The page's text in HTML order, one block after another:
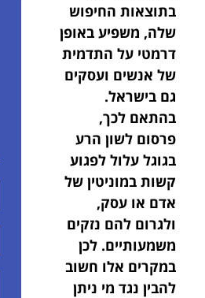
בתוצאות החיפוש
שלה, משפיע באופן
דרמטי על התדמית
של אנשים ועסקים
גם בישראל.
בהתאם לכך,
פרסום לשון הרע
בגוגל עלול לפגוע
קשות במוניטין של
אדם או עסק,
ולגרום להם נזקים
משמעותיים. לכן
במקרים אלו חשוב
להבין נגד מי ניתן